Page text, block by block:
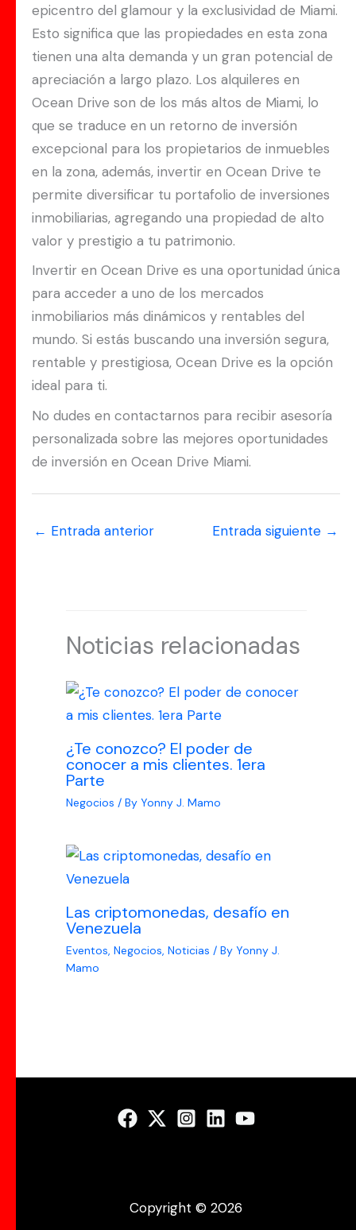
epicentro del glamour y la exclusividad de Miami.
Esto significa que las propiedades en esta zona
tienen una alta demanda y un gran potencial de
apreciación a largo plazo. Los alquileres en
Ocean Drive son de los más altos de Miami, lo
que se traduce en un retorno de inversión
excepcional para los propietarios de inmuebles
en la zona, además, invertir en Ocean Drive te
permite diversificar tu portafolio de inversiones
inmobiliarias, agregando una propiedad de alto
valor y prestigio a tu patrimonio.
Invertir en Ocean Drive es una oportunidad única
para acceder a uno de los mercados
inmobiliarios más dinámicos y rentables del
mundo. Si estás buscando una inversión segura,
rentable y prestigiosa, Ocean Drive es la opción
ideal para ti.
No dudes en contactarnos para recibir asesoría
personalizada sobre las mejores oportunidades
de inversión en Ocean Drive Miami.
← Entrada anterior Entrada siguiente →
Noticias relacionadas
¿Te conozco? El poder de
conocer a mis clientes. 1era
Parte
Negocios / By Yonny J. Mamo
Las criptomonedas, desafío en
Venezuela
Eventos, Negocios, Noticias / By Yonny J.
Mamo
Copyright © 2026